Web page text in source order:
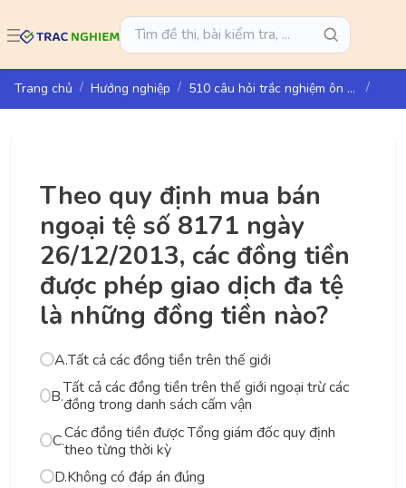
Trang chủ Hướng nghiệp 510 câu hỏi trắc nghiệm ôn thi vào ngân hàng BIDV
Theo quy định mua bán
ngoại tệ số 8171 ngày
26/12/2013, các đồng tiền
được phép giao dịch đa tệ
là những đồng tiền nào?
A.Tất cả các đồng tiền trên thế giới
B.Tất cả các đồng tiền trên thế giới ngoại trừ các
đồng trong danh sách cấm vận
C.Các đồng tiền được Tổng giám đốc quy định
theo từng thời kỳ
D.Không có đáp án đúng